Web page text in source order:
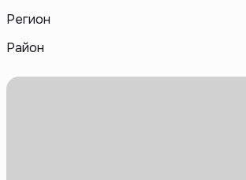
Регион
Район